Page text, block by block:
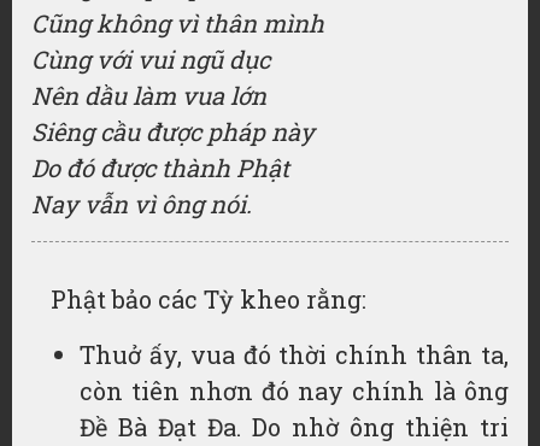
Cũng không vì thân mình
Cùng với vui ngũ dục
Nên dầu làm vua lớn
Siêng cầu được pháp này
Do đó được thành Phật
Nay vẫn vì ông nói.
Phật bảo các Tỳ kheo rằng:
Thuở ấy, vua đó thời chính thân ta,
còn tiên nhơn đó nay chính là ông
Đề Bà Đạt Đa. Do nhờ ông thiện tri